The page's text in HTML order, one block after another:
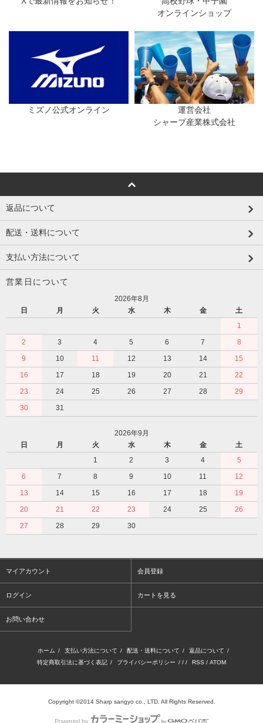
オンラインショップ
ミズノ公式オンライン
運営会社
シャープ産業株式会社
返品について
配送・送料について
支払い方法について
営業日について
2026年8月
日
月 火 水 木 金
土
1
2
3 4 5 6 7
8
9
10 11 12 13 14
15
16
17 18 19 20 21
22
23
24 25 26 27 28
29
30
31
2026年9月
日
月 火 水 木 金
土
1
2 3 4
5
6
7 8 9 10 11
12
13
14 15 16 17 18
19
20
21 22 23 24 25
26
27
28 29 30
マイアカウント 会員登録
ログイン カートを見る
お問い合わせ
ホーム / 支払い方法について / 配送・送料について / 返品について /
特定商取引法に基づく表記 / プライバシーポリシー / / / RSS / ATOM
Copyright ©2014 Sharp sangyo co., LTD. All Rights Reserved.
Powered by